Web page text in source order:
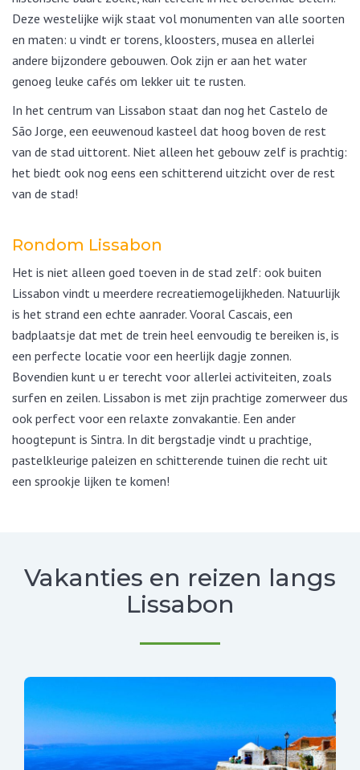
Deze westelijke wijk staat vol monumenten van alle soorten
en maten: u vindt er torens, kloosters, musea en allerlei
andere bijzondere gebouwen. Ook zijn er aan het water
genoeg leuke cafés om lekker uit te rusten.
In het centrum van Lissabon staat dan nog het Castelo de
São Jorge, een eeuwenoud kasteel dat hoog boven de rest
van de stad uittorent. Niet alleen het gebouw zelf is prachtig:
het biedt ook nog eens een schitterend uitzicht over de rest
van de stad!
Rondom Lissabon
Het is niet alleen goed toeven in de stad zelf: ook buiten
Lissabon vindt u meerdere recreatiemogelijkheden. Natuurlijk
is het strand een echte aanrader. Vooral Cascais, een
badplaatsje dat met de trein heel eenvoudig te bereiken is, is
een perfecte locatie voor een heerlijk dagje zonnen.
Bovendien kunt u er terecht voor allerlei activiteiten, zoals
surfen en zeilen. Lissabon is met zijn prachtige zomerweer dus
ook perfect voor een relaxte zonvakantie. Een ander
hoogtepunt is Sintra. In dit bergstadje vindt u prachtige,
pastelkleurige paleizen en schitterende tuinen die recht uit
een sprookje lijken te komen!
Vakanties en reizen langs
Lissabon